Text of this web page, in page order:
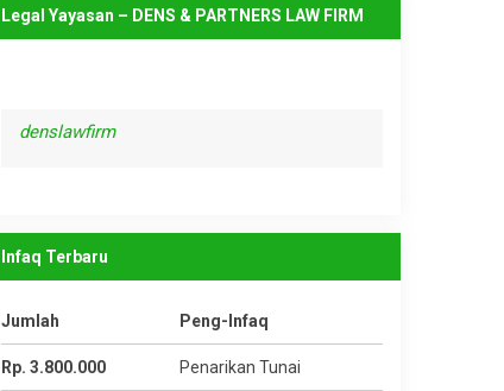
Legal Yayasan – DENS & PARTNERS LAW FIRM
denslawfirm
Infaq Terbaru
Jumlah Peng-Infaq
Rp. 3.800.000 Penarikan Tunai